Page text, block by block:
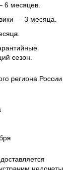
6 месяцев.
— 3 месяца.
сезон.
региона России
недочеты